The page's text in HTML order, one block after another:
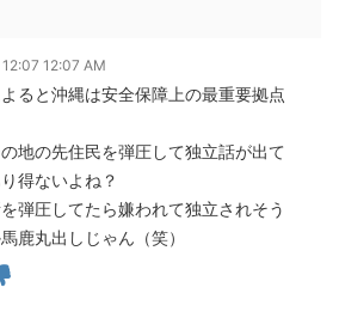
12:07 AM
ると沖縄は安全保障上の最重要拠点
地の先住民を弾圧して独立話が出て
得ないよね？
弾圧してたら嫌われて独立されそう
鹿丸出しじゃん（笑）